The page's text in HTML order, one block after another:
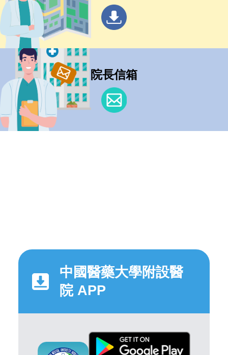
院長信箱
中國醫藥大學附設醫
院 APP